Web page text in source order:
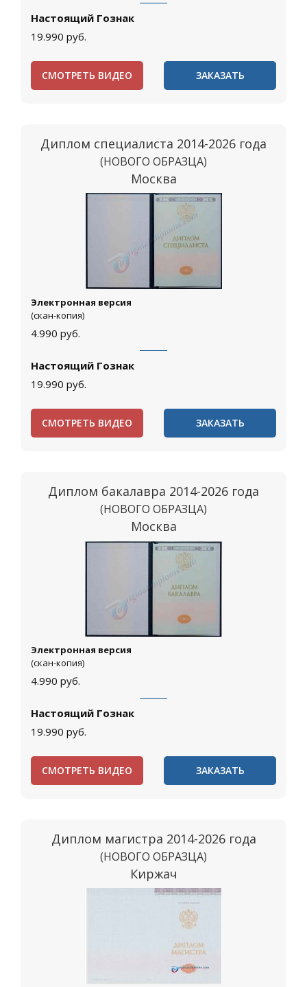
Настоящий Гознак
19.990 руб.
СМОТРЕТЬ ВИДЕО ЗАКАЗАТЬ
Диплом специалиста 2014-2026 года
(НОВОГО ОБРАЗЦА)
Москва
Электронная версия
(скан-копия)
4.990 руб.
Настоящий Гознак
19.990 руб.
СМОТРЕТЬ ВИДЕО ЗАКАЗАТЬ
Диплом бакалавра 2014-2026 года
(НОВОГО ОБРАЗЦА)
Москва
Электронная версия
(скан-копия)
4.990 руб.
Настоящий Гознак
19.990 руб.
СМОТРЕТЬ ВИДЕО ЗАКАЗАТЬ
Диплом магистра 2014-2026 года
(НОВОГО ОБРАЗЦА)
Киржач